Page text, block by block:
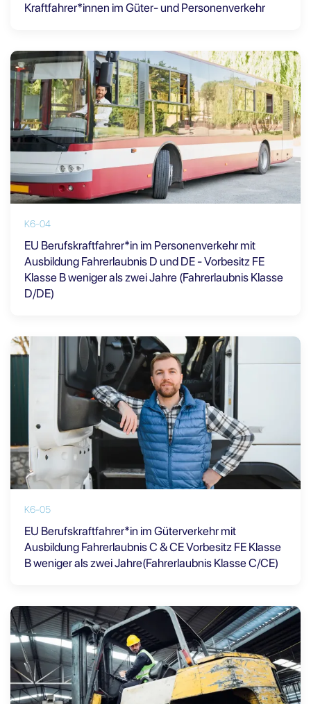
Kraftfahrer*innen im Güter- und Personenverkehr
K6-04
EU Berufskraftfahrer*in im Personenverkehr mit
Ausbildung Fahrerlaubnis D und DE - Vorbesitz FE
Klasse B weniger als zwei Jahre (Fahrerlaubnis Klasse
D/DE)
K6-05
EU Berufskraftfahrer*in im Güterverkehr mit
Ausbildung Fahrerlaubnis C & CE Vorbesitz FE Klasse
B weniger als zwei Jahre(Fahrerlaubnis Klasse C/CE)